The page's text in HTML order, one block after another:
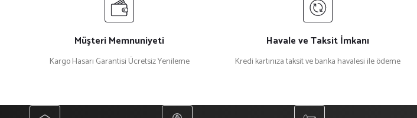
Müşteri Memnuniyeti
Kargo Hasarı Garantisi Ücretsiz Yenileme
Havale ve Taksit İmkanı
Kredi kartınıza taksit ve banka havalesi ile ödeme